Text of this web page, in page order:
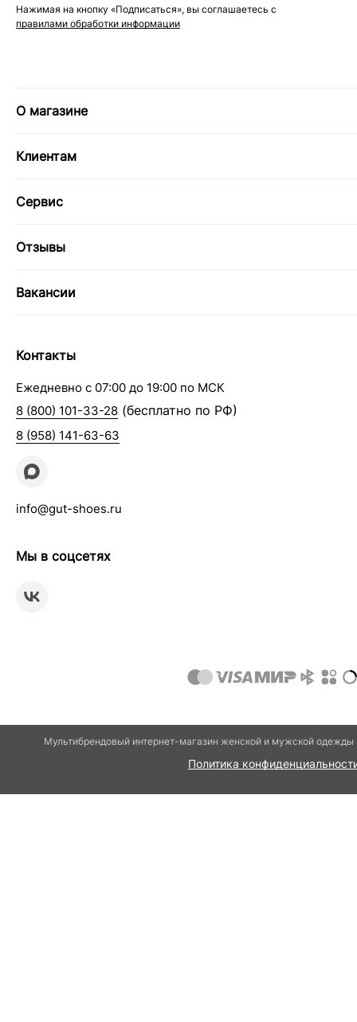
Нажимая на кнопку «Подписаться», вы соглашаетесь с
правилами обработки информации
О магазине
Клиентам
Сервис
Отзывы
Вакансии
Контакты
Ежедневно с 07:00 до 19:00 по МСК
8 (800) 101-33-28 (бесплатно по РФ)
8 (958) 141-63-63
info@gut-shoes.ru
Мы в соцсетях
Мультибрендовый интернет-магазин женской и мужской
Политика